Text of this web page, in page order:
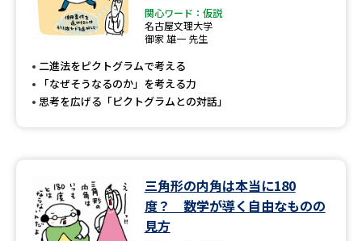
専門学校の資料請求 大学院の資料請求
留学・進学関連、塾・予備校
内」の請求
大学入学共通テスト「受験上の
高等学校（情報）教員資格認定
関心ワード：仮説
名古屋文理大学
御家 雄一 先生
二進法をピクトグラムで考える
「なぜそうなるのか」を考える力
思考を広げる「ピクトグラムとの対話」
三角形の内角は本当に180
度？ 数学が導く自由なものの
見方